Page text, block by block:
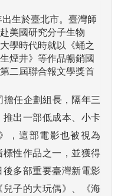
生於臺北市。臺灣師
美國研究分子生物
學時代時就以《蛹之
煙井》等作品暢銷國
二屆聯合報文學獎首
任企劃組長，隔年三
出一部低成本、小卡
，這部電影也被視為
標性作品之一，並獲得
多部重要臺灣新電影
子的大玩偶》、《海